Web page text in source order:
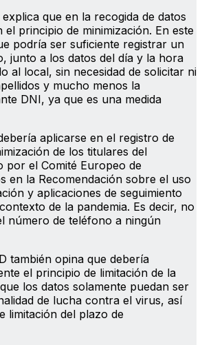
que en la recogida de datos
principio de minimización. En este
podría ser suficiente registrar un
junto a los datos del día y la hora
al local, sin necesidad de solicitar ni
y mucho menos la
DNI, ya que es una medida
aplicarse en el registro de
de los titulares del
por el Comité Europeo de
en la Recomendación sobre el uso
y aplicaciones de seguimiento
de la pandemia. Es decir, no
número de teléfono a ningún
también opina que debería
el principio de limitación de la
los datos solamente puedan ser
de lucha contra el virus, así
limitación del plazo de